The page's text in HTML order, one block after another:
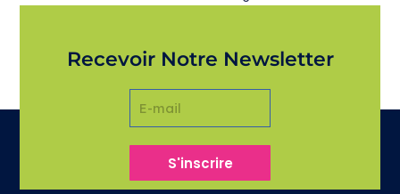
Recevoir Notre Newsletter
S'inscrire